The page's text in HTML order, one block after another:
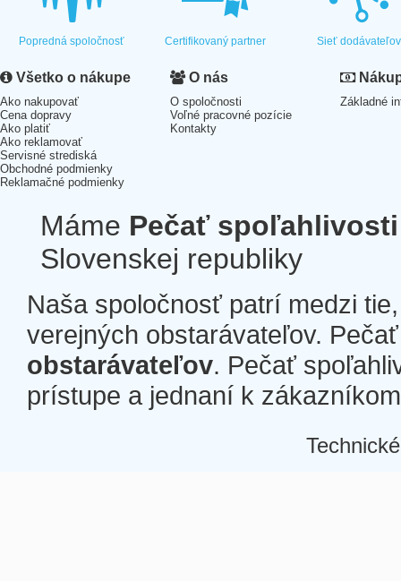
Popredná spoločnosť Certifikovaný partner Sieť dodávateľov
Všetko o nákupe
Ako nakupovať
Cena dopravy
Ako platiť
Ako reklamovať
Servisné strediská
Obchodné podmienky
Reklamačné podmienky
O nás
O spoločnosti
Voľné pracovné pozície
Kontakty
Základné
Máme Pečať spoľahlivosti
Slovenskej republiky
Naša spoločnosť patrí medzi
verejných obstarávateľov.
obstarávateľov. Pečať
prístupe a jednaní k